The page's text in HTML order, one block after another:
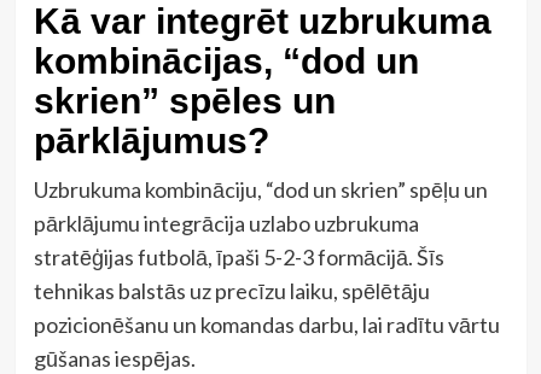
Kā var integrēt uzbrukuma
kombinācijas, “dod un
skrien” spēles un
pārklājumus?
Uzbrukuma kombināciju, “dod un skrien” spēļu un
pārklājumu integrācija uzlabo uzbrukuma
stratēģijas futbolā, īpaši 5-2-3 formācijā. Šīs
tehnikas balstās uz precīzu laiku, spēlētāju
pozicionēšanu un komandas darbu, lai radītu vārtu
gūšanas iespējas.